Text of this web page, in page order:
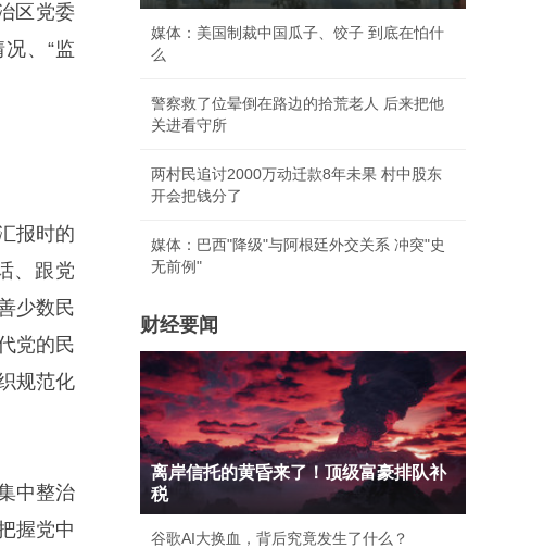
区党委
、“监
报时的
、跟党
少数民
党的民
规范化
中整治
握党中
媒体：美国制裁中国瓜子、饺子 到底在怕什
么
警察救了位晕倒在路边的拾荒老人 后来把他
关进看守所
两村民追讨2000万动迁款8年未果 村中股东
开会把钱分了
媒体：巴西"降级"与阿根廷外交关系 冲突"史
无前例"
财经要闻
离岸信托的黄昏来了！顶级富豪排队补
税
谷歌AI大换血，背后究竟发生了什么？